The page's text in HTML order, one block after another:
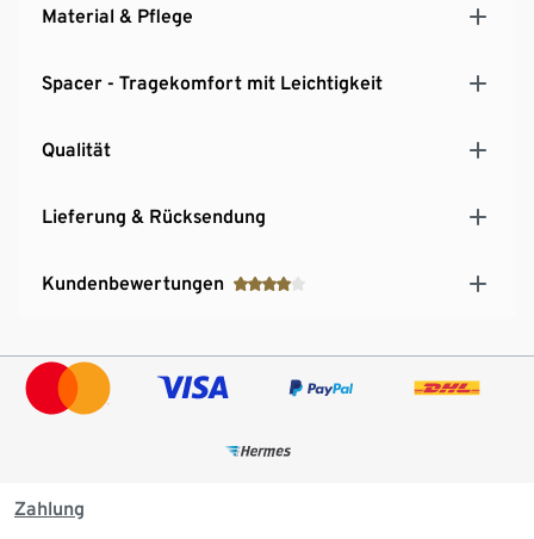
Material & Pflege
Spacer - Tragekomfort mit Leichtigkeit
Qualität
Lieferung & Rücksendung
Kundenbewertungen
Zahlung